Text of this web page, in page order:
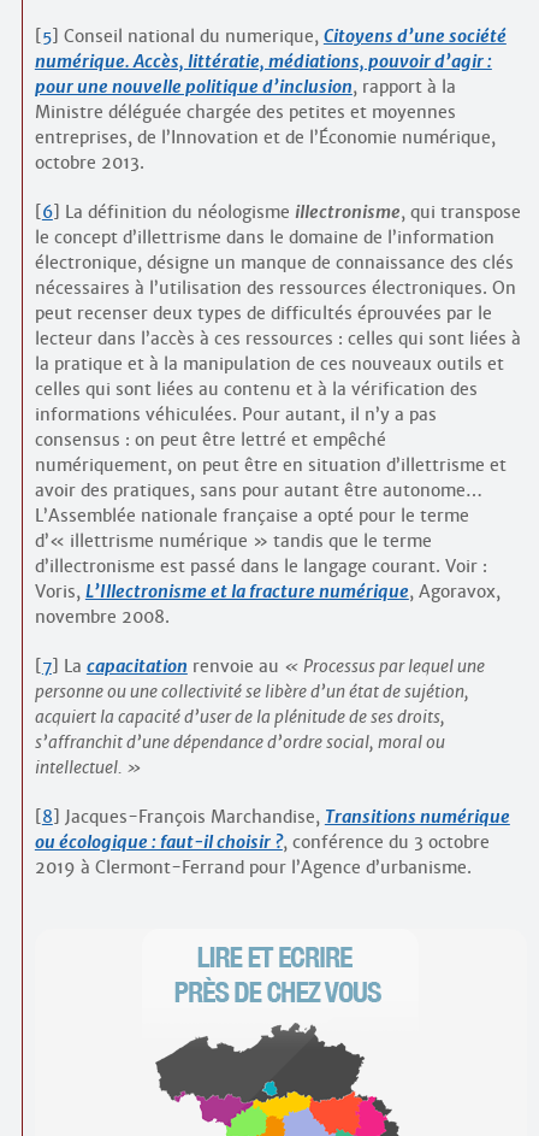
[5] Conseil national du numerique, Citoyens d’une société
numérique. Accès, littératie, médiations, pouvoir d’agir :
pour une nouvelle politique d’inclusion, rapport à la
Ministre déléguée chargée des petites et moyennes
entreprises, de l’Innovation et de l’Économie numérique,
octobre 2013.
[6] La définition du néologisme illectronisme, qui transpose
le concept d’illettrisme dans le domaine de l’information
électronique, désigne un manque de connaissance des clés
nécessaires à l’utilisation des ressources électroniques. On
peut recenser deux types de difficultés éprouvées par le
lecteur dans l’accès à ces ressources : celles qui sont liées à
la pratique et à la manipulation de ces nouveaux outils et
celles qui sont liées au contenu et à la vérification des
informations véhiculées. Pour autant, il n’y a pas
consensus : on peut être lettré et empêché
numériquement, on peut être en situation d’illettrisme et
avoir des pratiques, sans pour autant être autonome…
L’Assemblée nationale française a opté pour le terme
d’« illettrisme numérique » tandis que le terme
d’illectronisme est passé dans le langage courant. Voir :
Voris, L’Illectronisme et la fracture numérique, Agoravox,
novembre 2008.
[7] La capacitation renvoie au
Processus par lequel une
personne ou une collectivité se libère d’un état de sujétion,
acquiert la capacité d’user de la plénitude de ses droits,
s’affranchit d’une dépendance d’ordre social, moral ou
intellectuel.
[8] Jacques-François Marchandise, Transitions numérique
ou écologique : faut-il choisir ?, conférence du 3 octobre
2019 à Clermont-Ferrand pour l’Agence d’urbanisme.